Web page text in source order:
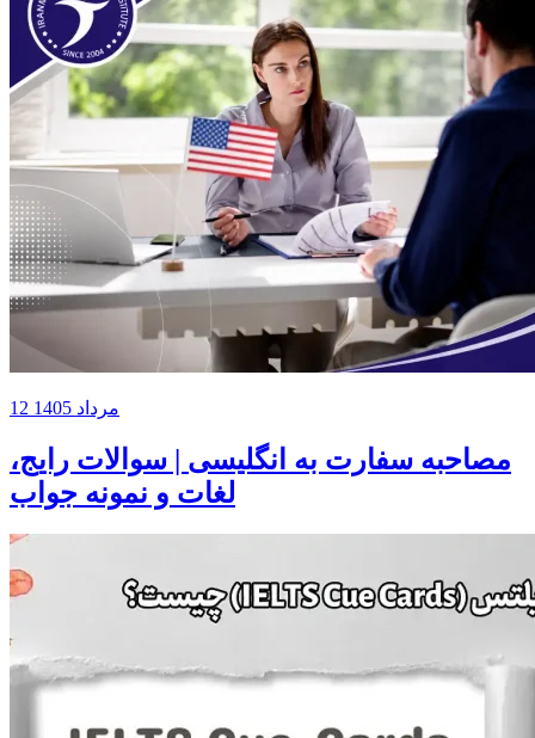
12 مرداد 1405
مصاحبه سفارت به انگلیسی | سوالات رایج،
لغات و نمونه جواب